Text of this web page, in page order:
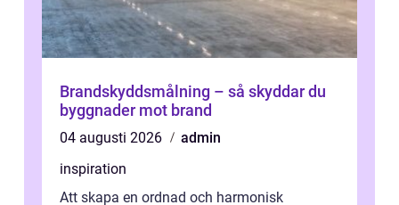
Brandskyddsmålning – så skyddar du
byggnader mot brand
04 augusti 2026
admin
inspiration
Att skapa en ordnad och harmonisk